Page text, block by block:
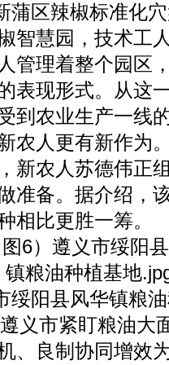
区辣椒标准化穴
慧园，技术工
管理着整个园区
表现形式。从这
到农业生产一线
人更有新作为
新农人苏德伟正
准备。据介绍，
相比更胜一筹。
阳县风华镇粮油
市紧盯粮油大
、良制协同增效